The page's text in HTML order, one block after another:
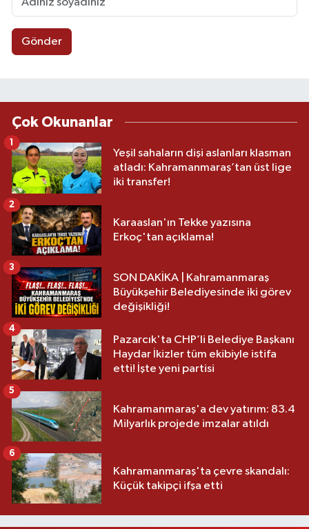
Gönder
Çok Okunanlar
Yeşil sahaların dişi aslanları klasman
atladı: Kahramanmaraş’tan üst lige
iki transfer!
1
Karaaslan'ın Tekke yazısına
Erkoç'tan açıklama!
2
SON DAKİKA | Kahramanmaraş
Büyükşehir Belediyesinde iki görev
değişikliği!
3
Pazarcık'ta CHP’li Belediye Başkanı
Haydar İkizler tüm ekibiyle istifa
etti! İşte yeni partisi
4
Kahramanmaraş'a dev yatırım: 83.4
Milyarlık projede imzalar atıldı
5
Kahramanmaraş'ta çevre skandalı:
Küçük takipçi ifşa etti
6